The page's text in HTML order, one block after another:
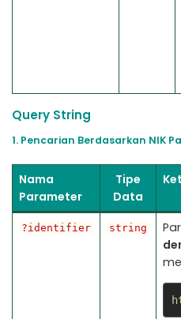
Query String
1. Pencarian Berdasarkan NIK
Nama
Parameter
Tipe
Data
?identifier string